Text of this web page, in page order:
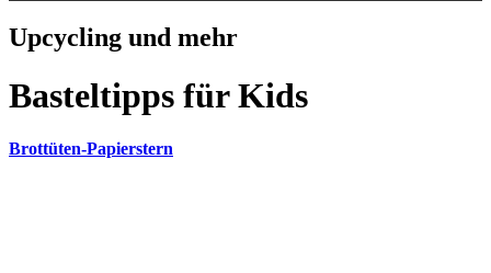
Upcycling und mehr
Basteltipps für Kids
Brottüten-Papierstern